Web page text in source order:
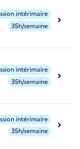
intérimaire
35h/semaine
intérimaire
35h/semaine
intérimaire
35h/semaine